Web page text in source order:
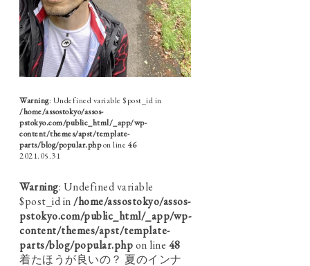
Warning: Undefined variable $post_id in
/home/assostokyo/assos-
pstokyo.com/public_html/_app/wp-
content/themes/apst/template-
parts/blog/popular.phpon line 46
2021.05.31
Warning: Undefined variable
$post_id in/home/assostokyo/assos-
pstokyo.com/public_html/_app/wp-
content/themes/apst/template-
parts/blog/popular.phpon line 48
着たほうが良いの？ 夏のインナ